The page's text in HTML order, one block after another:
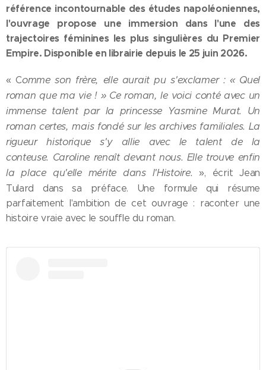
référence incontournable des études napoléoniennes,
l'ouvrage propose une immersion dans l'une des
trajectoires féminines les plus singulières du Premier
Empire. Disponible en librairie depuis le 25 juin 2026.
« Comme son frère, elle aurait pu s'exclamer : « Quel
roman que ma vie ! » Ce roman, le voici conté avec un
immense talent par la princesse Yasmine Murat. Un
roman certes, mais fondé sur les archives familiales. La
rigueur historique s'y allie avec le talent de la
conteuse. Caroline renaît devant nous. Elle trouve enfin
la place qu'elle mérite dans l'Histoire. », écrit Jean
Tulard dans sa préface. Une formule qui résume
parfaitement l'ambition de cet ouvrage : raconter une
histoire vraie avec le souffle du roman.